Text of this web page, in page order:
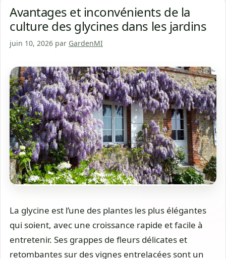
Avantages et inconvénients de la
culture des glycines dans les jardins
juin 10, 2026 par GardenMI
La glycine est l’une des plantes les plus élégantes
qui soient, avec une croissance rapide et facile à
entretenir. Ses grappes de fleurs délicates et
retombantes sur des vignes entrelacées sont un